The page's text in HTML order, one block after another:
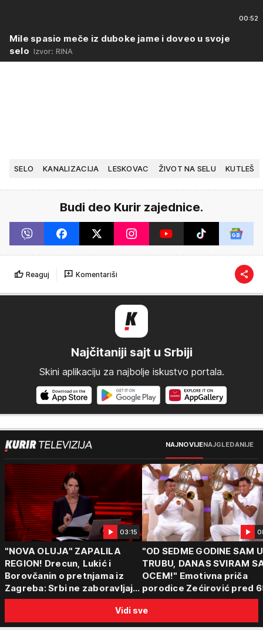
00:52
Mile spasio meče iz duboke jame i doveo u svoje
selo Izvor: RINA
SELO KANALIZACIJA LESKOVAC ŽIVOT NA SELU KUTLEŠ
Budi deo Kurir zajednice.
Reaguj Komentariši
Najčitaniji sajt u Srbiji
Skini aplikaciju za najbolje iskustvo portala.
NAJNOVIJENAJGLEDANIJE
03:15
"NOVA OLUJA" ZAPALILA
REGION! Drecun, Lukić i
Borovčanin o pretnjama iz
Zagreba: Srbi ne zaboravljaju
progon
"OD SEDME GODINE SAM
TRUBU, DANAS SVIRAM
OCEM!" Emotivna priča
porodice Zećirović pred
Sabor trubača u Guči
Vidi sve